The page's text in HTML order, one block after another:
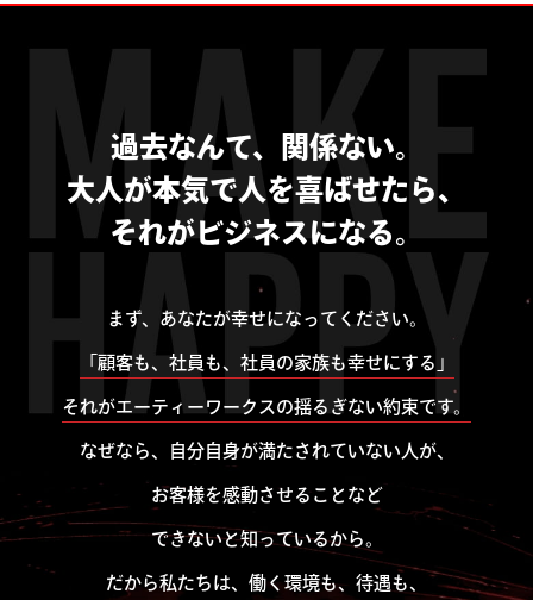
過去なんて、関係ない。
大人が本気で人を喜ばせたら、
それがビジネスになる。
まず、あなたが幸せになってください。
「顧客も、社員も、社員の家族も幸せにする」
それがエーティーワークスの揺るぎない約束です。
なぜなら、自分自身が満たされていない人が、
お客様を感動させることなど
できないと知っているから。
だから私たちは、働く環境も、待遇も、